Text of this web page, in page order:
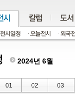
2024년 6월
01 02 03